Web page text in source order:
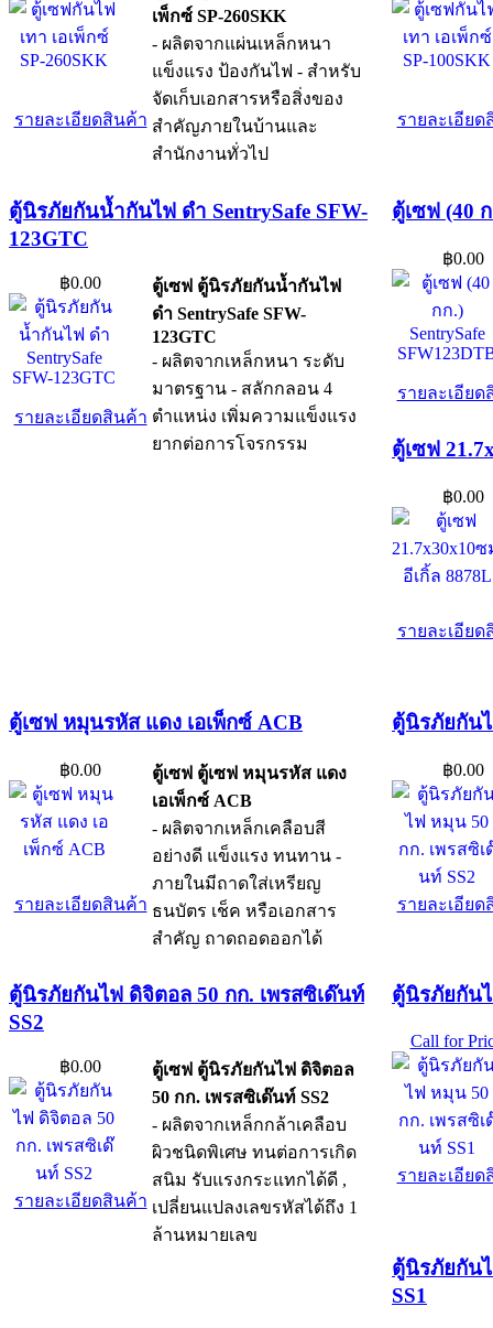
รายละเอียดสินค้า
เพ็กซ์ SP-260SKK
- ผลิตจากแผ่นเหล็กหนา
แข็งแรง ป้องกันไฟ - สำหรับ
จัดเก็บเอกสารหรือสิ่งของ
สำคัญภายในบ้านและ
สำนักงานทั่วไป
รายละเอีย
ตู้นิรภัยกันน้ำกันไฟ ดำ SentrySafe SFW-
123GTC
฿0.00
รายละเอียดสินค้า
ตู้เซฟ ตู้นิรภัยกันน้ำกันไฟ
ดำ SentrySafe SFW-
123GTC
- ผลิตจากเหล็กหนา ระดับ
มาตรฐาน - สลักกลอน 4
ตำแหน่ง เพิ่มความแข็งแรง
ยากต่อการโจรกรรม
ตู้เซฟ (40
฿0.00
รายละเอีย
ตู้เซฟ
฿0.00
รายละเอีย
ตู้เซฟ หมุนรหัส แดง เอเพ็กซ์ ACB
฿0.00
รายละเอียดสินค้า
ตู้เซฟ ตู้เซฟ หมุนรหัส แดง
เอเพ็กซ์ ACB
- ผลิตจากเหล็กเคลือบสี
อย่างดี แข็งแรง ทนทาน -
ภายในมีถาดใส่เหรียญ
ธนบัตร เช็ค หรือเอกสาร
สำคัญ ถาดถอดออกได้
ตู้นิรภัยกัน
฿0.00
รายละเอีย
ตู้นิรภัยกันไฟ ดิจิตอล 50 กก. เพรสซิเด๊นท์
SS2
฿0.00
รายละเอียดสินค้า
ตู้เซฟ ตู้นิรภัยกันไฟ ดิจิตอล
50 กก. เพรสซิเด๊นท์ SS2
- ผลิตจากเหล็กกล้าเคลือบ
ผิวชนิดพิเศษ ทนต่อการเกิด
สนิม รับแรงกระแทกได้ดี ,
เปลี่ยนแปลงเลขรหัสได้ถึง 1
ล้านหมายเลข
ตู้นิรภัยกัน
Call for
รายละเอีย
ตู้นิรภัยกัน
SS1